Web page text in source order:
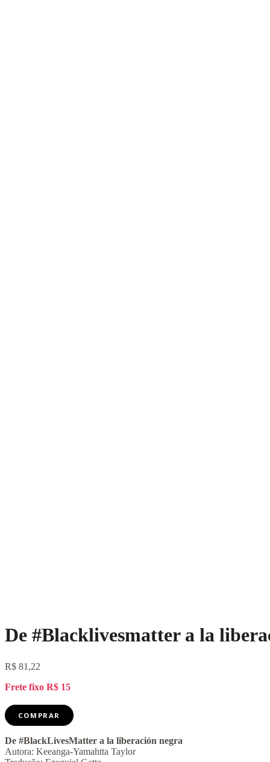
De #Blacklivesmatter a la
R$ 81,22
Frete fixo R$ 15
De
#Blacklivesmatter
la
liberación
COMPRAR
De #BlackLivesMatter a la liberación negra
Autora: Keeanga-Yamahtta Taylor